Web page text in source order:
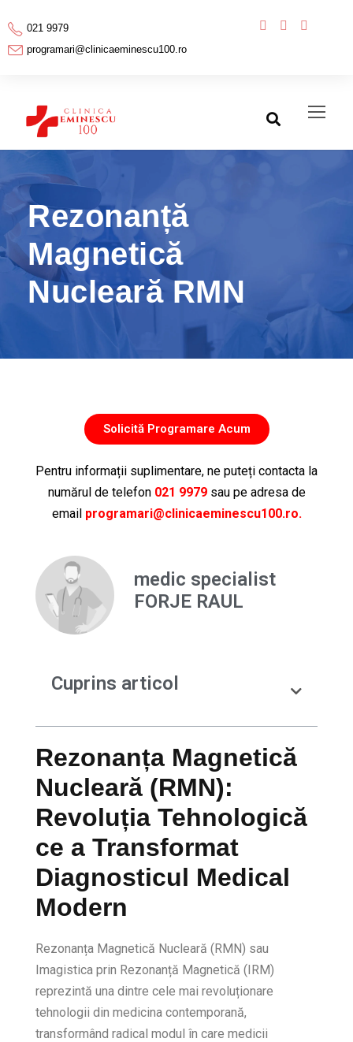
021 9979
programari@clinicaeminescu100.ro
Rezonanță
Magnetică
Nucleară RMN
Solicită Programare Acum
Pentru informații suplimentare, ne puteți contacta la
numărul de telefon 021 9979sau pe adresa de
email programari@clinicaeminescu100.ro.
medic specialist
FORJE RAUL
Cuprins articol
Rezonanța Magnetică
Nucleară (RMN):
Revoluția Tehnologică
ce a Transformat
Diagnosticul Medical
Modern
Rezonanța Magnetică Nucleară (RMN) sau
Imagistica prin Rezonanță Magnetică (IRM)
reprezintă una dintre cele mai revoluționare
tehnologii din medicina contemporană,
transformând radical modul în care medicii